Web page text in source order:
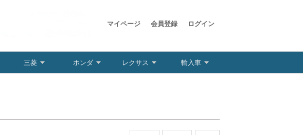
マイページ 会員登録 ログイン
三菱 ホンダ レクサス 輸入車